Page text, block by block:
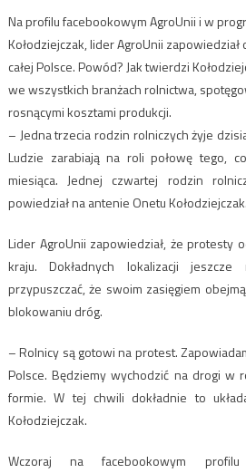
Na profilu facebookowym AgroUnii i w
Kołodziejczak, lider AgroUnii
całej Polsce. Powód? Jak twierdzi
we wszystkich branżach rolnictwa,
rosnącymi kosztami produkcji.
– Jedna trzecia rodzin rolniczych żyje
Ludzie zarabiają na roli połowę tego,
miesiąca. Jednej czwartej rodzin
powiedział na antenie Onetu Kołodziejczak.
Lider AgroUnii zapowiedział, że protesty
kraju. Dokładnych lokalizacji
przypuszczać, że swoim zasięgiem
blokowaniu dróg.
– Rolnicy są gotowi na protest.
Polsce. Będziemy wychodzić na drogi w
formie. W tej chwili dokładnie to
Kołodziejczak.
Wczoraj na facebookowym profilu